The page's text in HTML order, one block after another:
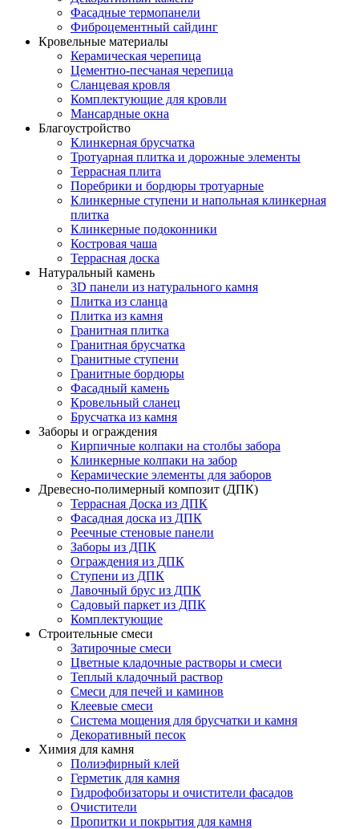
Фасадные термопанели
Фиброцементный сайдинг
Кровельные материалы
Керамическая черепица
Цементно-песчаная черепица
Сланцевая кровля
Комплектующие для кровли
Мансардные окна
Благоустройство
Клинкерная брусчатка
Тротуарная плитка и дорожные элементы
Террасная плита
Поребрики и бордюры тротуарные
Клинкерные ступени и напольная клинкерная
плитка
Клинкерные подоконники
Костровая чаша
Террасная доска
Натуральный камень
3D панели из натурального камня
Плитка из сланца
Плитка из камня
Гранитная плитка
Гранитная брусчатка
Гранитные ступени
Гранитные бордюры
Фасадный камень
Кровельный сланец
Брусчатка из камня
Заборы и ограждения
Кирпичные колпаки на столбы забора
Клинкерные колпаки на забор
Керамические элементы для заборов
Древесно-полимерный композит (ДПК)
Террасная Доска из ДПК
Фасадная доска из ДПК
Реечные стеновые панели
Заборы из ДПК
Ограждения из ДПК
Ступени из ДПК
Лавочный брус из ДПК
Садовый паркет из ДПК
Комплектующие
Строительные смеси
Затирочные смеси
Цветные кладочные растворы и смеси
Теплый кладочный раствор
Смеси для печей и каминов
Клеевые смеси
Система мощения для брусчатки и камня
Декоративный песок
Химия для камня
Полиэфирный клей
Герметик для камня
Гидрофобизаторы и очистители фасадов
Очистители
Пропитки и покрытия для камня